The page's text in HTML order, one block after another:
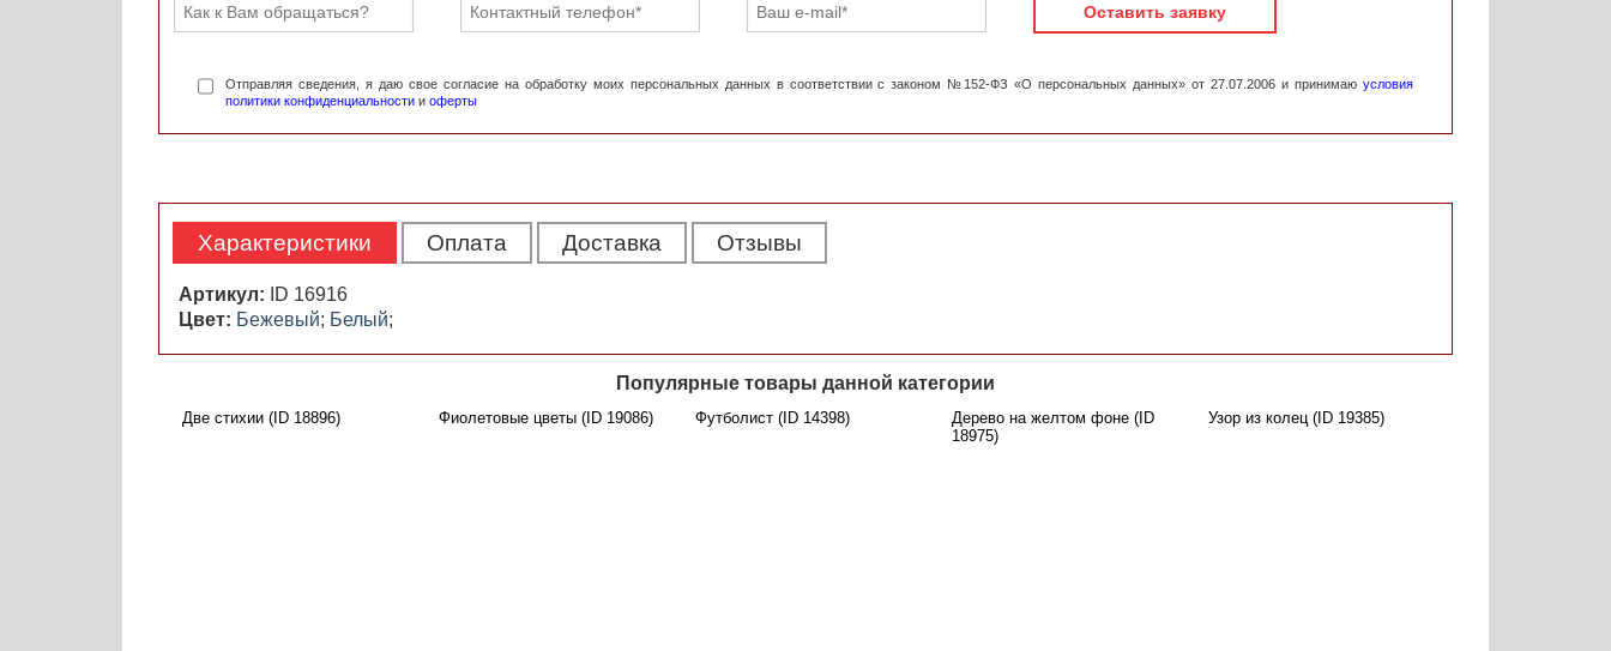
Оставить заявку
Отправляя сведения, я даю свое согласие на обработку моих персональных данных в соответствии с законом №152-ФЗ «О персональных данных» от 27.07.2006 и принимаю условия
политики конфиденциальности и оферты
Характеристики Оплата Доставка Отзывы
Артикул:
ID 16916
Цвет: Бежевый; Белый;
Популярные товары данной категории
Две стихии (ID 18896) Фиолетовые цветы (ID 19086) Футболист (ID 14398)
Дерево на желтом фоне (ID
18975)
Узор из колец (ID 19385)